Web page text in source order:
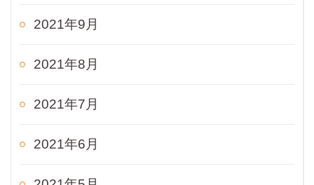
2021年9月
2021年8月
2021年7月
2021年6月